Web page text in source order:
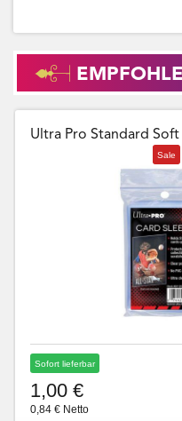
Ultra Pro Standard
Sale
Sofort lieferbar
1,00 €
0,84 € Netto